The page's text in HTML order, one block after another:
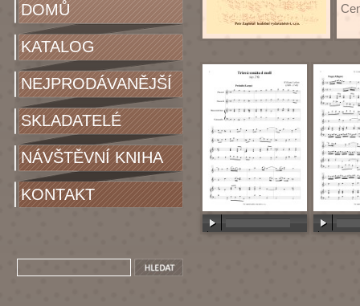
DOMŮ
KATALOG
NEJPRODÁVANĚJŠÍ
SKLADATELÉ
NÁVŠTĚVNÍ KNIHA
KONTAKT